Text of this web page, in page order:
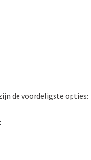
de voordeligste opties: